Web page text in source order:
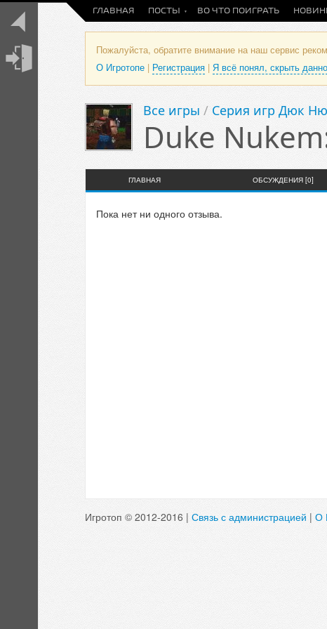
ГЛАВНАЯ ПОСТЫ ВО ЧТО ПОИГРАТЬ
Пожалуйста, обратите внимание на наш сервис
О Игротопе | Регистрация | Я всё понял, скрыть
Все игры / Серия игр Дюк
Duke
ГЛАВНАЯ ОБСУЖДЕНИЯ [0]
Пока нет ни одного отзыва.
Игротоп © 2012-2016 | Связь с администрацией | О